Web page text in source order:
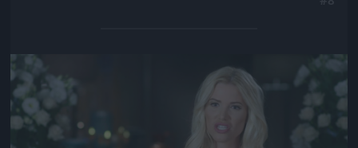
Jön még kép!